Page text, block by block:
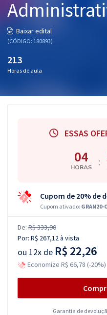
Graduação
OAB
Conteúdo gratuito
Baixar edital
(CÓDIGO: 180893)
213
Horas de aula
ESSAS
04
HORAS :
Cupom de 20% de
Cupom ativado: GRAN20-
De: R$ 333,90
Por: R$ 267,12à vista
ou 12x de R$ 22,26
Economize R$ 66,78 (-20%)
Garantia de